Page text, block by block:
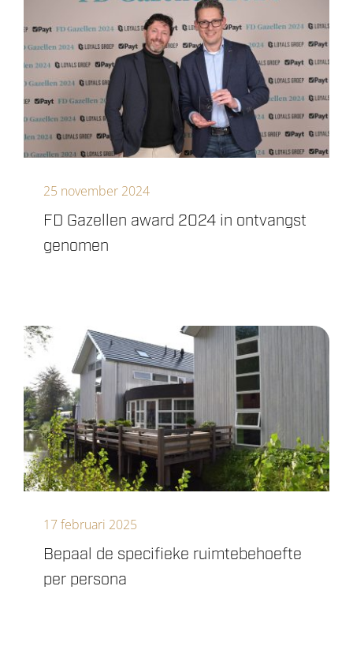
FD Gazellen award 2024 in ontvangst
genomen
25 november 2024
Bepaal de specifieke ruimtebehoefte
per persona
17 februari 2025